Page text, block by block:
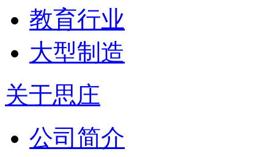
教育行业
大型制造
关于思庄
公司简介